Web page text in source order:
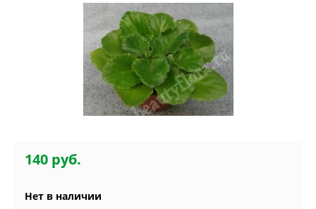
140 руб.
Нет в наличии